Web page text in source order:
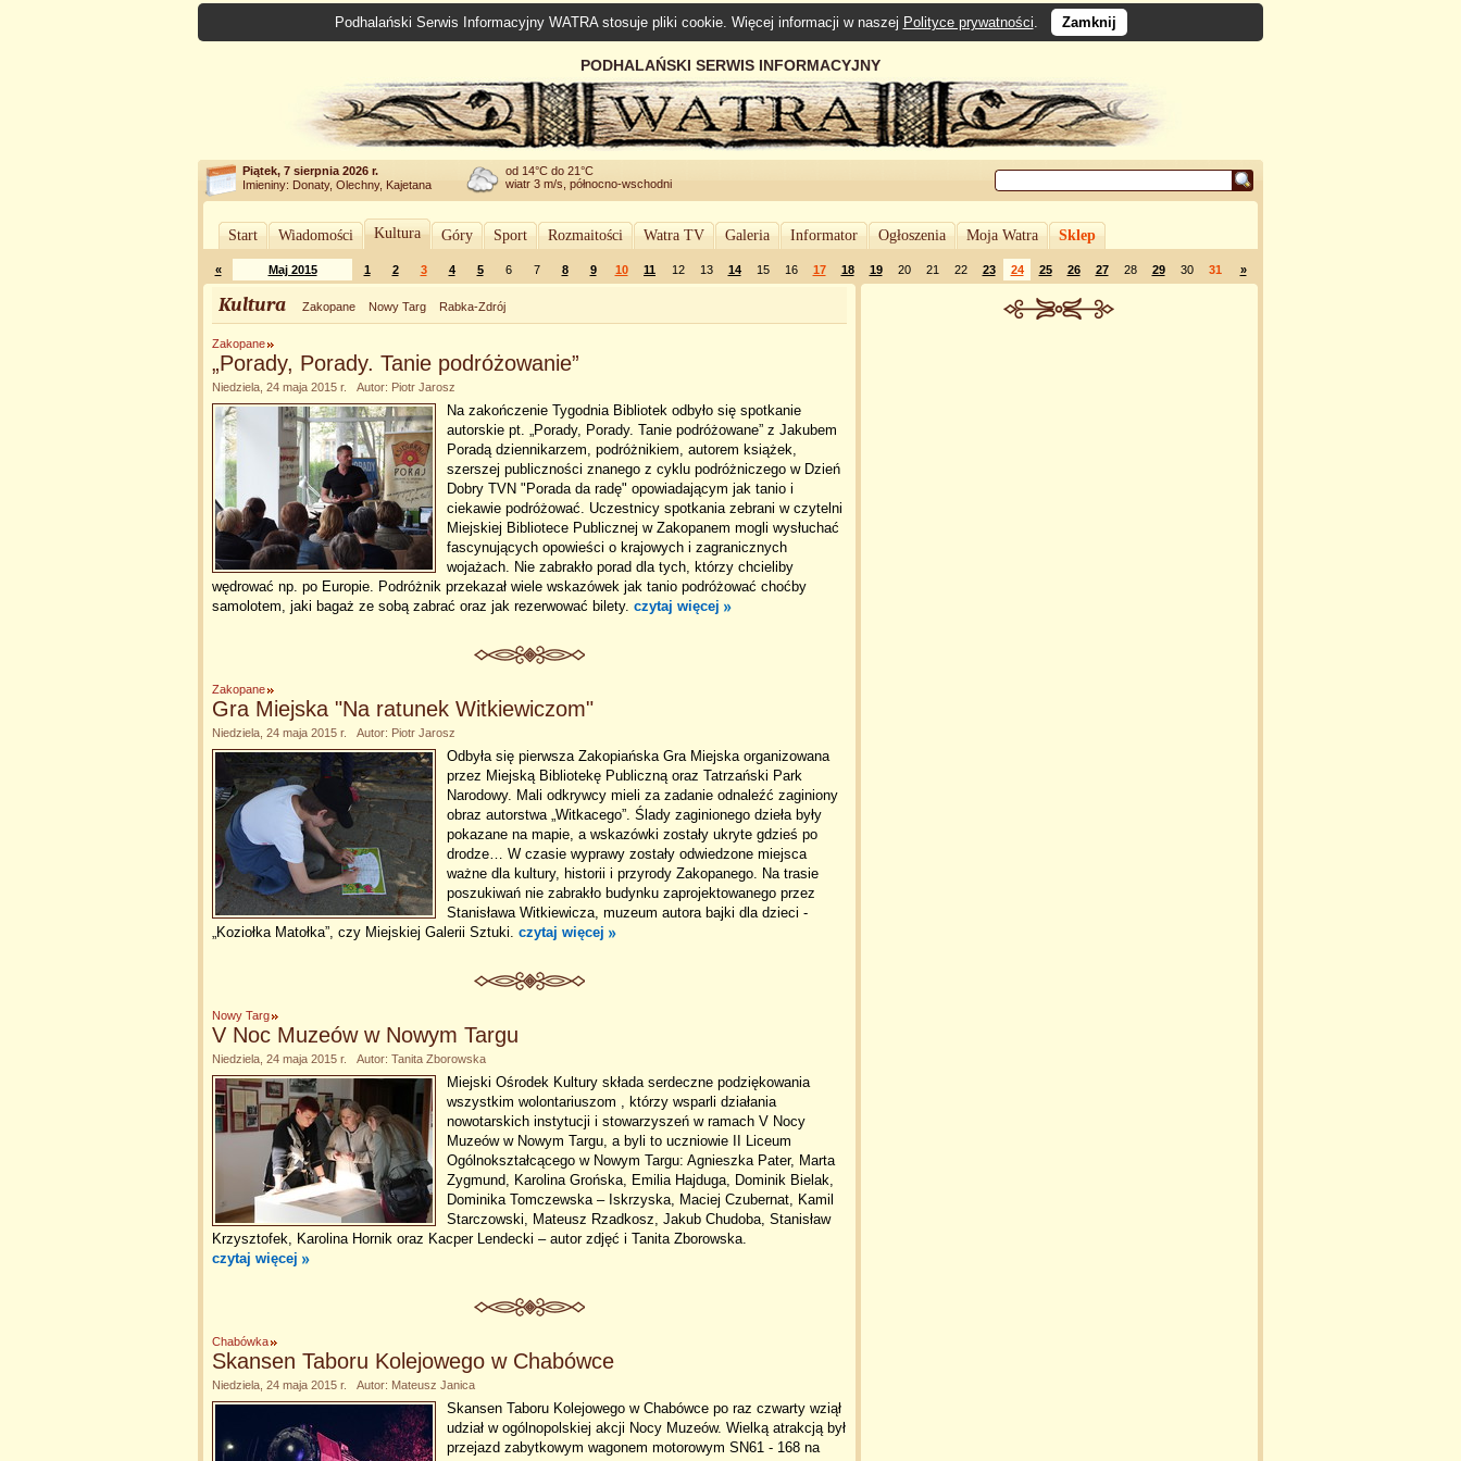
Podhalański Serwis Informacyjny WATRA stosuje pliki cookie. Więcej informacji w naszej Polityce prywatności. Zamknij
PODHALAŃSKI SERWIS INFORMACYJNY
Piątek, 7 sierpnia 2026 r.
Imieniny: Donaty, Olechny, Kajetana
od 14°C do 21°C
wiatr 3 m/s, północno-wschodni
Start Wiadomości Kultura Góry Sport Rozmaitości Watra TV Galeria Informator Ogłoszenia Moja Watra Sklep
« Maj 2015 1 2 3 4 5 6 7 8 9 10 11 12 13 14 15 16 17 18 19 20 21 22 23 24 25 26 27 28 29 30 31 »
Kultura Zakopane Nowy Targ Rabka-Zdrój
Zakopane
„Porady, Porady. Tanie podróżowanie”
Niedziela, 24 maja 2015 r. Autor: Piotr Jarosz
Na zakończenie Tygodnia Bibliotek odbyło się spotkanie
autorskie pt. „Porady, Porady. Tanie podróżowane” z Jakubem
Poradą dziennikarzem, podróżnikiem, autorem książek,
szerszej publiczności znanego z cyklu podróżniczego w Dzień
Dobry TVN "Porada da radę" opowiadającym jak tanio i
ciekawie podróżować. Uczestnicy spotkania zebrani w czytelni
Miejskiej Bibliotece Publicznej w Zakopanem mogli wysłuchać
fascynujących opowieści o krajowych i zagranicznych
wojażach. Nie zabrakło porad dla tych, którzy chcieliby
wędrować np. po Europie. Podróżnik przekazał wiele wskazówek jak tanio podróżować choćby
samolotem, jaki bagaż ze sobą zabrać oraz jak rezerwować bilety. czytaj więcej
Zakopane
Gra Miejska "Na ratunek Witkiewiczom"
Niedziela, 24 maja 2015 r. Autor: Piotr Jarosz
Odbyła się pierwsza Zakopiańska Gra Miejska organizowana
przez Miejską Bibliotekę Publiczną oraz Tatrzański Park
Narodowy. Mali odkrywcy mieli za zadanie odnaleźć zaginiony
obraz autorstwa „Witkacego”. Ślady zaginionego dzieła były
pokazane na mapie, a wskazówki zostały ukryte gdzieś po
drodze… W czasie wyprawy zostały odwiedzone miejsca
ważne dla kultury, historii i przyrody Zakopanego. Na trasie
poszukiwań nie zabrakło budynku zaprojektowanego przez
Stanisława Witkiewicza, muzeum autora bajki dla dzieci -
„Koziołka Matołka”, czy Miejskiej Galerii Sztuki. czytaj więcej
Nowy Targ
V Noc Muzeów w Nowym Targu
Niedziela, 24 maja 2015 r. Autor: Tanita Zborowska
Miejski Ośrodek Kultury składa serdeczne podziękowania
wszystkim wolontariuszom , którzy wsparli działania
nowotarskich instytucji i stowarzyszeń w ramach V Nocy
Muzeów w Nowym Targu, a byli to uczniowie II Liceum
Ogólnokształcącego w Nowym Targu: Agnieszka Pater, Marta
Zygmund, Karolina Grońska, Emilia Hajduga, Dominik Bielak,
Dominika Tomczewska – Iskrzyska, Maciej Czubernat, Kamil
Starczowski, Mateusz Rzadkosz, Jakub Chudoba, Stanisław
Krzysztofek, Karolina Hornik oraz Kacper Lendecki – autor zdjęć i Tanita Zborowska.
czytaj więcej
Chabówka
Skansen Taboru Kolejowego w Chabówce
Niedziela, 24 maja 2015 r. Autor: Mateusz Janica
Skansen Taboru Kolejowego w Chabówce po raz czwarty wziął
udział w ogólnopolskiej akcji Nocy Muzeów. Wielką atrakcją był
przejazd zabytkowym wagonem motorowym SN61 - 168 na